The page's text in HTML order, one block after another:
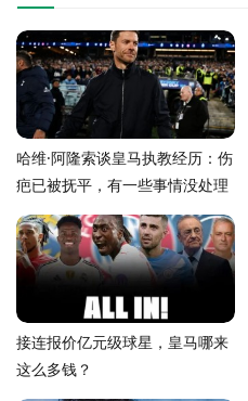
哈维·阿隆索谈皇马执教经历：伤
疤已被抚平，有一些事情没处理
好
接连报价亿元级球星，皇马哪来
这么多钱？